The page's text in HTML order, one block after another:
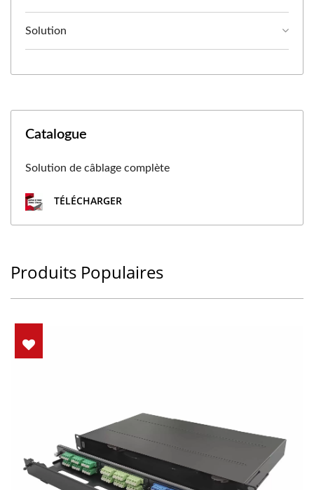
Solution
Catalogue
Solution de câblage complète
TÉLÉCHARGER
Produits Populaires